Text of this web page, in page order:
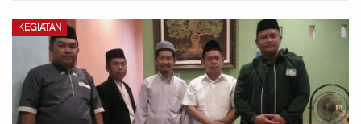
KEGIATAN